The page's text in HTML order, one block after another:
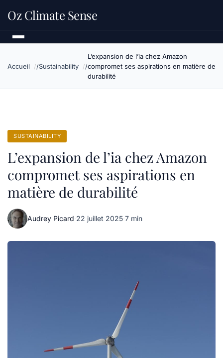
Oz Climate Sense
Accueil Sustainability
L’expansion de l’ia chez Amazon
compromet ses aspirations en matière de
durabilité
SUSTAINABILITY
L’expansion de l’ia chez Amazon
compromet ses aspirations en
matière de durabilité
Audrey Picard·22 juillet 2025·7 min